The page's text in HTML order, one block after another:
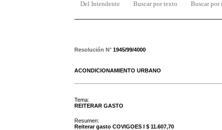
Del Intendente Buscar por texto Buscar por
Resolución N° 1945/99/4000
ACONDICIONAMIENTO URBANO
Tema:
REITERAR GASTO
Resumen:
Reiterar gasto COVIGOES I $ 11.607,70